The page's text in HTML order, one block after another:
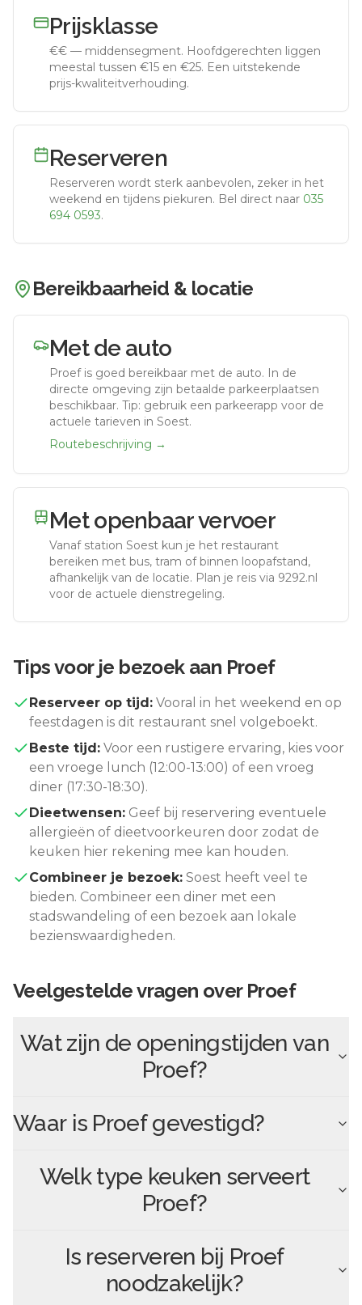
Prijsklasse
€€ — middensegment. Hoofdgerechten liggen
meestal tussen €15 en €25. Een uitstekende
prijs-kwaliteitverhouding.
Reserveren
Reserveren wordt sterk aanbevolen, zeker in het
weekend en tijdens piekuren. Bel direct naar 035
694 0593.
Bereikbaarheid & locatie
Met de auto
Proefis goed bereikbaar met de auto. In de
directe omgeving zijn betaalde parkeerplaatsen
beschikbaar. Tip: gebruik een parkeerapp voor de
actuele tarieven in Soest.
Routebeschrijving →
Met openbaar vervoer
Vanaf station Soest kun je het restaurant
bereiken met bus, tram of binnen loopafstand,
afhankelijk van de locatie. Plan je reis via 9292.nl
voor de actuele dienstregeling.
Tips voor je bezoek aan Proef
Reserveer op tijd: Vooral in het weekend en op
feestdagen is dit restaurant snel volgeboekt.
Beste tijd: Voor een rustigere ervaring, kies voor
een vroege lunch (12:00-13:00) of een vroeg
diner (17:30-18:30).
Dieetwensen: Geef bij reservering eventuele
allergieën of dieetvoorkeuren door zodat de
keuken hier rekening mee kan houden.
Combineer je bezoek: Soest heeft veel te
bieden. Combineer een diner met een
stadswandeling of een bezoek aan lokale
bezienswaardigheden.
Veelgestelde vragen over Proef
Wat zijn de openingstijden van
Proef?
Waar is Proefgevestigd?
Welk type keuken serveert
Proef?
Is reserveren bij Proef
noodzakelijk?